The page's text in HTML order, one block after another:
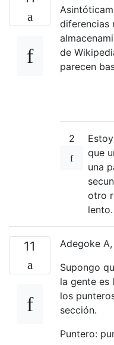
diferencias
de
parecen
2
que
una
otro
lento.
11
Adegoke
Supongo
la gente es
los
sección.
Puntero: